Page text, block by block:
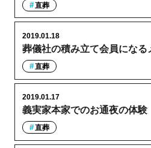
直葬
葬儀社の積み立て会員になる
2019.01.18
直葬
義実家本家でのお通夜の体験
2019.01.17
直葬